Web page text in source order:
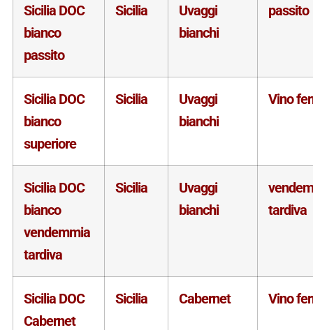
Sicilia DOC
bianco
passito
Sicilia
Uvaggi
bianchi
passito
Sicilia DOC
bianco
superiore
Sicilia
Uvaggi
bianchi
Vino
Sicilia DOC
bianco
vendemmia
tardiva
Sicilia
Uvaggi
bianchi
tardiva
Sicilia DOC
Cabernet
Sicilia Cabernet Vino